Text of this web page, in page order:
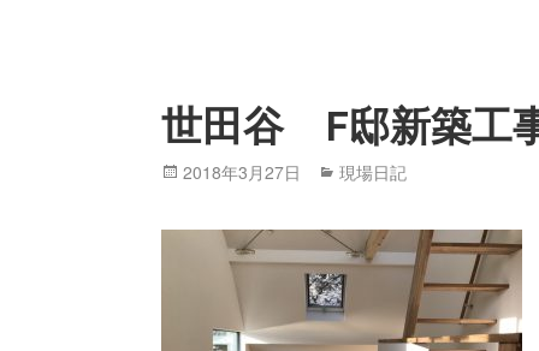
世田谷 F邸新築工
Posted
2018年3月27日 Categories
現場日記